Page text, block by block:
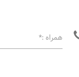
همراه :*